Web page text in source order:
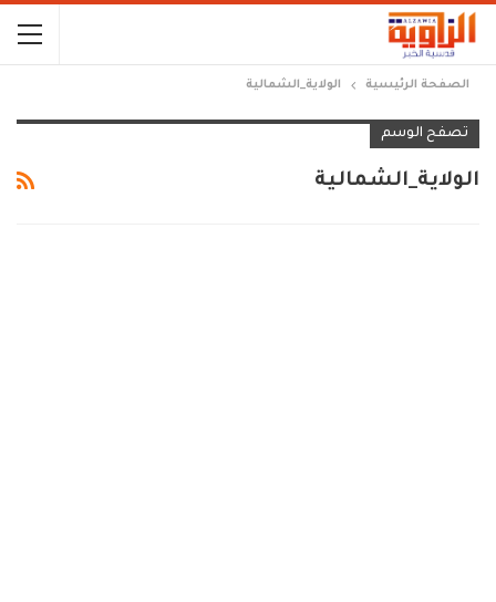
الصفحة الرئيسية الولاية_الشمالية
تصفح الوسم
الولاية_الشمالية